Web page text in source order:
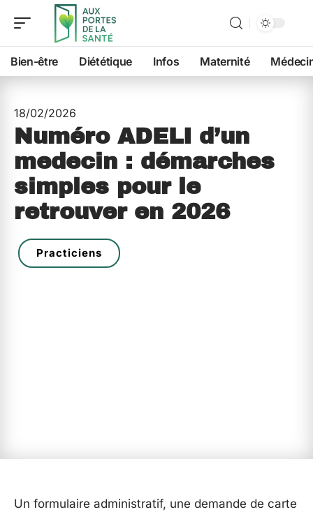
Bien-être Diététique Infos Maternité
18/02/2026
Numéro ADELI d’un
medecin : démarches
simples pour le
retrouver en 2026
Practiciens
Un formulaire administratif, une demande de carte